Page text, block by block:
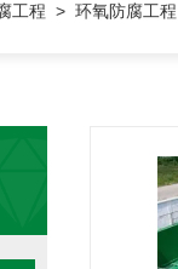
工程 > 环氧防腐工程